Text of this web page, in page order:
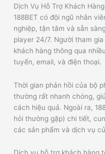
Dịch Vụ Hỗ Trợ Khách
188BET có đội ngũ nhân
nghiệp, tận tâm và sẵn
player 24/7. Người tham
khách hàng thông qua
tuyến, email, và điện thoại.
Thời gian phản hồi của bộ
thường rất nhanh chóng,
cách hiệu quả. Ngoài ra,
hỏi thường gặp) chi tiết,
các sản phẩm và dịch vụ